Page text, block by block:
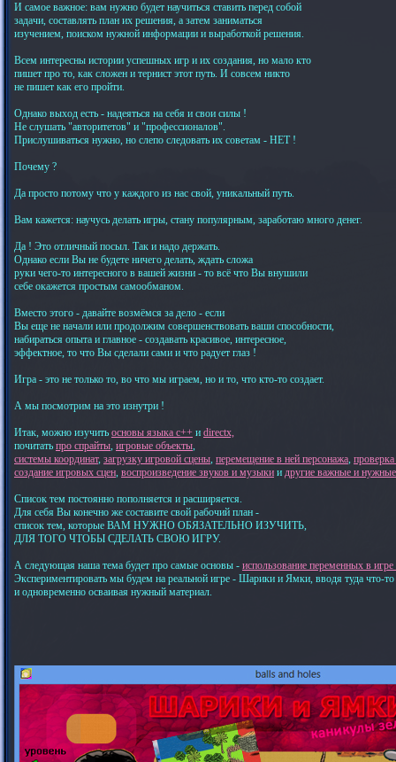
И самое важное: вам нужно будет научиться ставить перед собой
задачи, составлять план их решения, а затем заниматься
изучением, поиском нужной информации и выработкой решения.
Всем интересны истории успешных игр и их создания, но мало кто
пишет про то, как сложен и тернист этот путь. И совсем никто
не пишет как его пройти.
Однако выход есть - надеяться на себя и свои силы !
Не слушать "авторитетов" и "профессионалов".
Прислушиваться нужно, но слепо следовать их советам - НЕТ !
Почему ?
Да просто потому что у каждого из нас свой, уникальный путь.
Вам кажется: научусь делать игры, стану популярным, заработаю много денег.
Да ! Это отличный посыл. Так и надо держать.
Однако если Вы не будете ничего делать, ждать сложа
руки чего-то интересного в вашей жизни - то всё что Вы внушили
себе окажется простым самообманом.
Вместо этого - давайте возмёмся за дело - если
Вы еще не начали или продолжим совершенствовать ваши способности,
набираться опыта и главное - создавать красивое, интересное,
эффектное, то что Вы сделали сами и что радует глаз !
Игра - это не только то, во что мы играем, но и то, что кто-то создает.
А мы посмотрим на это изнутри !
Итак, можно изучить основы языка c++ и directx,
почитать про спрайты, игровые объекты,
системы координат, загрузку игровой сцены, перемещение в ней персонажа,
создание игровых сцен, воспроизведение звуков и музыки и другие важные и
Список тем постоянно пополняется и расширяется.
Для себя Вы конечно же составите свой рабочий план -
список тем, которые ВАМ НУЖНО ОБЯЗАТЕЛЬНО ИЗУЧИТЬ,
ДЛЯ ТОГО ЧТОБЫ СДЕЛАТЬ СВОЮ ИГРУ.
А следующая наша тема будет про самые основы - использование переменных в
Экспериментировать мы будем на реальной игре - Шарики и Ямки, вводя туда что-то
и одновременно осваивая нужный материал.